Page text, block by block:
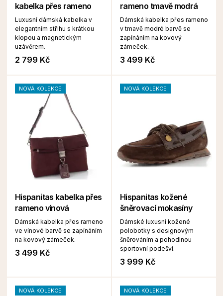
kabelka přes rameno
Luxusní dámská kabelka v
elegantním střihu s krátkou
klopou a magnetickým
uzávěrem.
2 799 Kč
rameno tmavě modrá
Dámská kabelka přes rameno
v tmavě modré barvě se
zapínáním na kovový
zámeček.
3 499 Kč
NOVÁ KOLEKCE
Hispanitas kabelka přes
rameno vínová
Dámská kabelka přes rameno
ve vínové barvě se zapínáním
na kovový zámeček.
3 499 Kč
NOVÁ KOLEKCE
Hispanitas kožené
šněrovací mokasíny
Dámské luxusní kožené
polobotky s designovým
šněrováním a pohodlnou
sportovní podešví.
3 999 Kč
NOVÁ KOLEKCE NOVÁ KOLEKCE